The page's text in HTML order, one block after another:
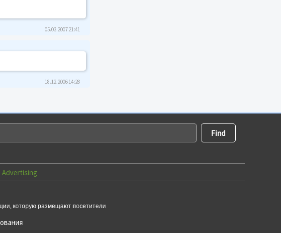
05.03.2007 21:41
18.12.2006 14:28
Advertising
которую размещают посетители